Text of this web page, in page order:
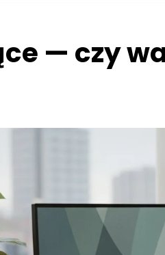
— czy